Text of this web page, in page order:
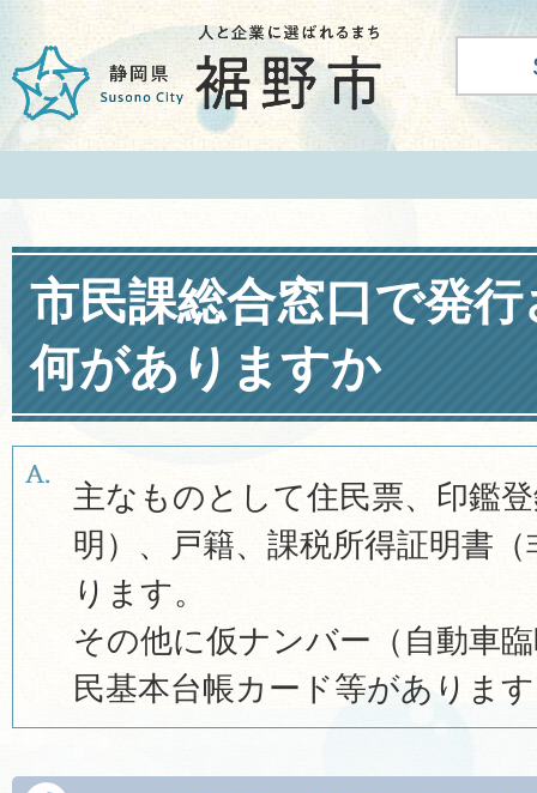
市民課総合窓口で発
何がありますか
主なものとして住民票、印鑑
明）、戸籍、課税所得証明書
ります。
その他に仮ナンバー（自動車
民基本台帳カード等がありま